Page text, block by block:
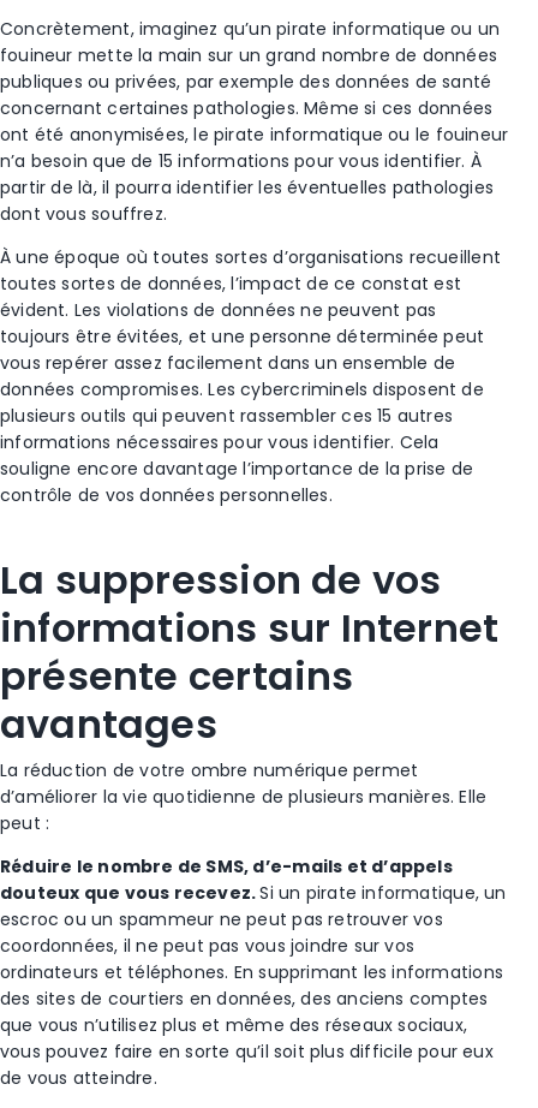
Concrètement, imaginez qu’un pirate informatique ou un
fouineur mette la main sur un grand nombre de données
publiques ou privées, par exemple des données de santé
concernant certaines pathologies. Même si ces données
ont été anonymisées, le pirate informatique ou le fouineur
n’a besoin que de 15 informations pour vous identifier. À
partir de là, il pourra identifier les éventuelles pathologies
dont vous souffrez.
À une époque où toutes sortes d’organisations recueillent
toutes sortes de données, l’impact de ce constat est
évident. Les violations de données ne peuvent pas
toujours être évitées, et une personne déterminée peut
vous repérer assez facilement dans un ensemble de
données compromises. Les cybercriminels disposent de
plusieurs outils qui peuvent rassembler ces 15 autres
informations nécessaires pour vous identifier. Cela
souligne encore davantage l’importance de la prise de
contrôle de vos données personnelles.
La suppression de vos
informations sur Internet
présente certains
avantages
La réduction de votre ombre numérique permet
d’améliorer la vie quotidienne de plusieurs manières. Elle
peut :
Réduire le nombre de SMS, d’e-mails et d’appels
douteux que vous recevez.Si un pirate informatique, un
escroc ou un spammeur ne peut pas retrouver vos
coordonnées, il ne peut pas vous joindre sur vos
ordinateurs et téléphones. En supprimant les informations
des sites de courtiers en données, des anciens comptes
que vous n’utilisez plus et même des réseaux sociaux,
vous pouvez faire en sorte qu’il soit plus difficile pour eux
de vous atteindre.